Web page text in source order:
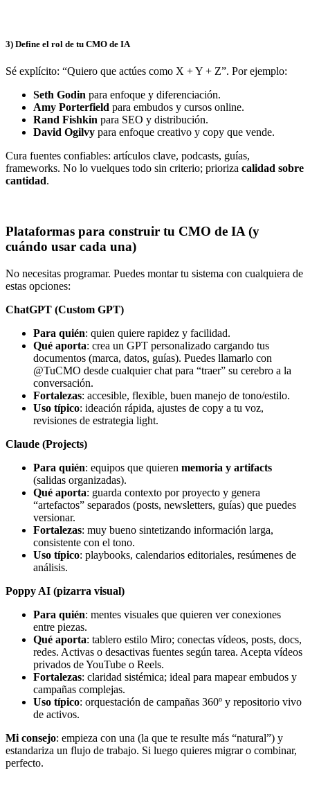
3) Define el rol de tu CMO de IA
Sé explícito: “Quiero que actúes como X + Y + Z”. Por ejemplo:
Seth Godin para enfoque y diferenciación.
Amy Porterfield para embudos y cursos online.
Rand Fishkin para SEO y distribución.
David Ogilvy para enfoque creativo y copy que vende.
Cura fuentes confiables: artículos clave, podcasts, guías,
frameworks. No lo vuelques todo sin criterio; prioriza calidad sobre
cantidad.
Plataformas para construir tu CMO de IA (y
cuándo usar cada una)
No necesitas programar. Puedes montar tu sistema con cualquiera de
estas opciones:
ChatGPT (Custom GPT)
Para quién: quien quiere rapidez y facilidad.
Qué aporta: crea un GPT personalizado cargando tus
documentos (marca, datos, guías). Puedes llamarlo con
@TuCMO desde cualquier chat para “traer” su cerebro a la
conversación.
Fortalezas: accesible, flexible, buen manejo de tono/estilo.
Uso típico: ideación rápida, ajustes de copy a tu voz,
revisiones de estrategia light.
Claude (Projects)
Para quién: equipos que quieren memoria y artifacts
(salidas organizadas).
Qué aporta: guarda contexto por proyecto y genera
“artefactos” separados (posts, newsletters, guías) que puedes
versionar.
Fortalezas: muy bueno sintetizando información larga,
consistente con el tono.
Uso típico: playbooks, calendarios editoriales, resúmenes de
análisis.
Poppy AI (pizarra visual)
Para quién: mentes visuales que quieren ver conexiones
entre piezas.
Qué aporta: tablero estilo Miro; conectas vídeos, posts, docs,
redes. Activas o desactivas fuentes según tarea. Acepta vídeos
privados de YouTube o Reels.
Fortalezas: claridad sistémica; ideal para mapear embudos y
campañas complejas.
Uso típico: orquestación de campañas 360º y repositorio vivo
de activos.
Mi consejo: empieza con una (la que te resulte más “natural”) y
estandariza un flujo de trabajo. Si luego quieres migrar o combinar,
perfecto.